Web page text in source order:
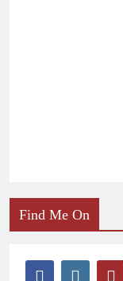
Find Me On